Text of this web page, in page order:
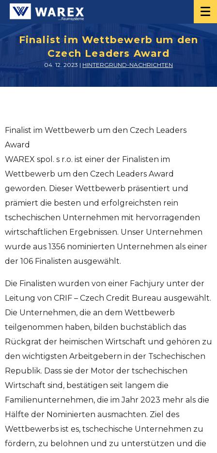
Finalist im Wettbewerb um den
Czech Leaders Award
04. 12. 2023 | HINTERGRUND-NACHRICHTEN
Finalist im Wettbewerb um den Czech Leaders
Award
WAREX spol. s r.o. ist einer der Finalisten im
Wettbewerb um den Czech Leaders Award
geworden. Dieser Wettbewerb präsentiert und
prämiert die besten und erfolgreichsten rein
tschechischen Unternehmen mit hervorragenden
wirtschaftlichen Ergebnissen. Unser Unternehmen
wurde aus 1356 nominierten Unternehmen als einer
der 106 Finalisten ausgewählt.
Die Finalisten wurden von einer Fachjury unter der
Leitung von CRIF – Czech Credit Bureau ausgewählt.
Die Unternehmen, die an dem Wettbewerb
teilgenommen haben, bilden buchstäblich das
Rückgrat der heimischen Wirtschaft und gehören zu
den wichtigsten Arbeitgebern in der Tschechischen
Republik. Dass sie der Motor der tschechischen
Wirtschaft sind, bestätigen seit langem die
Familienunternehmen, die im Jahr 2023 mehr als die
Hälfte der Nominierten ausmachten. Ziel des
Wettbewerbs ist es, tschechische Unternehmen zu
fördern, zu belohnen und zu unterstützen und die